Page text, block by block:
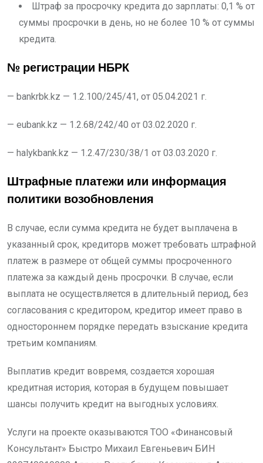
Штраф за просрочку кредита до зарплаты: 0,1 % от
суммы просрочки в день, но не более 10 % от суммы
кредита.
№ регистрации НБРК
— bankrbk.kz — 1.2.100/245/41, от 05.04.2021 г.
— eubank.kz — 1.2.68/242/40 от 03.02.2020 г.
— halykbank.kz — 1.2.47/230/38/1 от 03.03.2020 г.
Штрафные платежи или информация
политики возобновления
В случае, если сумма кредита не будет выплачена в
указанный срок, кредиторв может требовать штрафной
платеж в размере от общей суммы просроченного
платежа за каждый день просрочки. В случае, если
выплата не осуществляется в длительный период, без
согласования с кредитором, кредитор имеет право в
одностороннем порядке передать взыскание кредита
третьим компаниям.
Выплатив кредит вовремя, создается хорошая
кредитная история, которая в будущем повышает
шансы получить кредит на выгодных условиях.
Услуги на проекте оказываются ТОО «Финансовый
Консультант» Быстро Михаил Евгеньевич БИН